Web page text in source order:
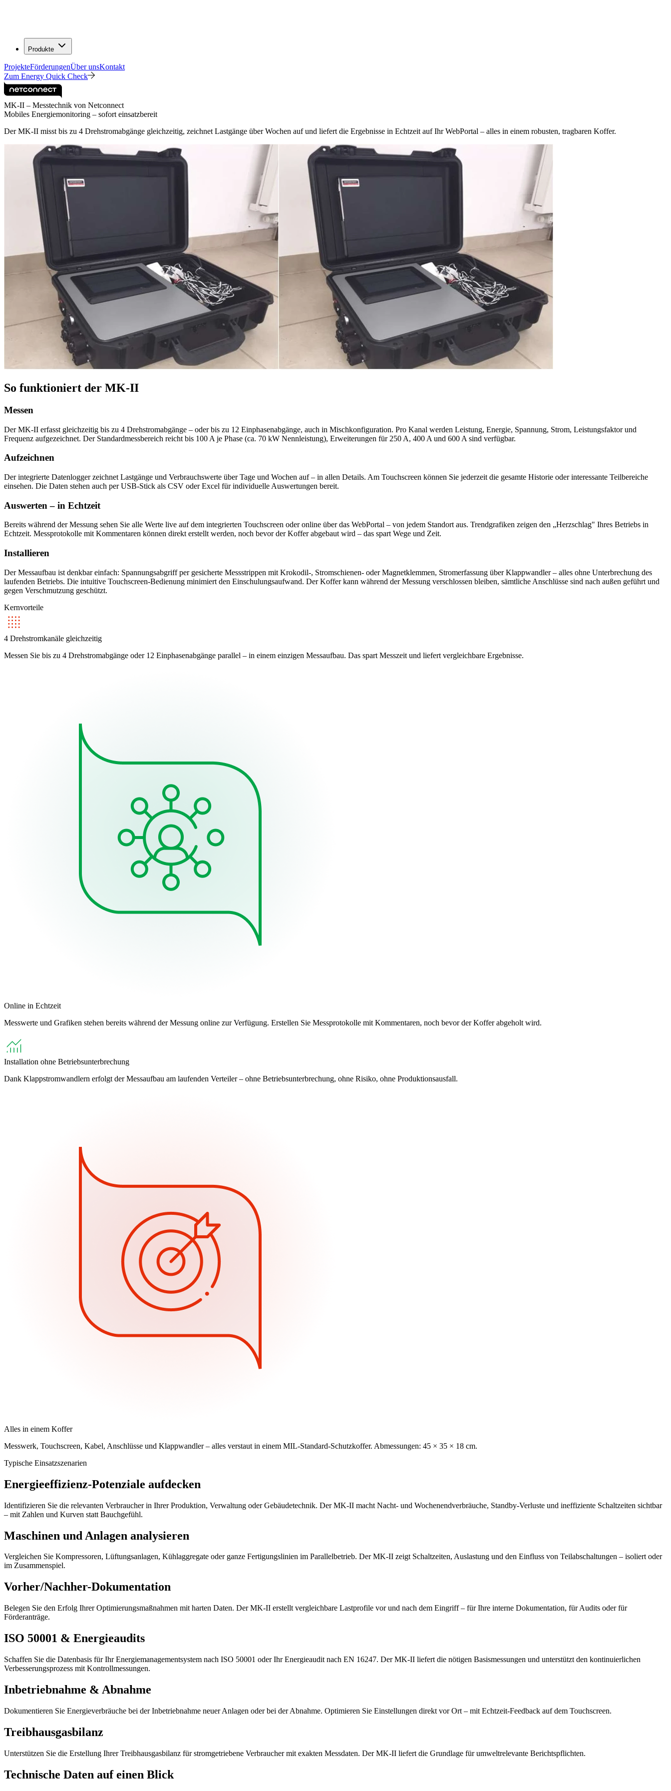
Produkte
ProjekteFörderungenÜber unsKontakt
Zum Energy Quick Check
MK-II – Messtechnik von Netconnect
Mobiles Energiemonitoring – sofort einsatzbereit
Der MK-II misst bis zu 4 Drehstromabgänge gleichzeitig, zeichnet Lastgänge über Wochen auf und liefert die Ergebnisse in Echtzeit auf Ihr WebPortal – alles in einem robusten, tragbaren Koffer.
So funktioniert der MK-II
Messen
Der MK-II erfasst gleichzeitig bis zu 4 Drehstromabgänge – oder bis zu 12 Einphasenabgänge, auch in Mischkonfiguration. Pro Kanal werden Leistung, Energie, Spannung, Strom, Leistungsfaktor und
Frequenz aufgezeichnet. Der Standardmessbereich reicht bis 100 A je Phase (ca. 70 kW Nennleistung), Erweiterungen für 250 A, 400 A und 600 A sind verfügbar.
Aufzeichnen
Der integrierte Datenlogger zeichnet Lastgänge und Verbrauchswerte über Tage und Wochen auf – in allen Details. Am Touchscreen können Sie jederzeit die gesamte Historie oder interessante Teilbereiche
einsehen. Die Daten stehen auch per USB-Stick als CSV oder Excel für individuelle Auswertungen bereit.
Auswerten – in Echtzeit
Bereits während der Messung sehen Sie alle Werte live auf dem integrierten Touchscreen oder online über das WebPortal – von jedem Standort aus. Trendgrafiken zeigen den „Herzschlag" Ihres Betriebs in
Echtzeit. Messprotokolle mit Kommentaren können direkt erstellt werden, noch bevor der Koffer abgebaut wird – das spart Wege und Zeit.
Installieren
Der Messaufbau ist denkbar einfach: Spannungsabgriff per gesicherte Messstrippen mit Krokodil-, Stromschienen- oder Magnetklemmen, Stromerfassung über Klappwandler – alles ohne Unterbrechung des
laufenden Betriebs. Die intuitive Touchscreen-Bedienung minimiert den Einschulungsaufwand. Der Koffer kann während der Messung verschlossen bleiben, sämtliche Anschlüsse sind nach außen geführt und
gegen Verschmutzung geschützt.
Kernvorteile
4 Drehstromkanäle gleichzeitig
Messen Sie bis zu 4 Drehstromabgänge oder 12 Einphasenabgänge parallel – in einem einzigen Messaufbau. Das spart Messzeit und liefert vergleichbare Ergebnisse.
Online in Echtzeit
Messwerte und Grafiken stehen bereits während der Messung online zur Verfügung. Erstellen Sie Messprotokolle mit Kommentaren, noch bevor der Koffer abgeholt wird.
Installation ohne Betriebsunterbrechung
Dank Klappstromwandlern erfolgt der Messaufbau am laufenden Verteiler – ohne Betriebsunterbrechung, ohne Risiko, ohne Produktionsausfall.
Alles in einem Koffer
Messwerk, Touchscreen, Kabel, Anschlüsse und Klappwandler – alles verstaut in einem MIL-Standard-Schutzkoffer. Abmessungen: 45 × 35 × 18 cm.
Typische Einsatzszenarien
Energieeffizienz-Potenziale aufdecken
Identifizieren Sie die relevanten Verbraucher in Ihrer Produktion, Verwaltung oder Gebäudetechnik. Der MK-II macht Nacht- und Wochenendverbräuche, Standby-Verluste und ineffiziente Schaltzeiten sichtbar
– mit Zahlen und Kurven statt Bauchgefühl.
Maschinen und Anlagen analysieren
Vergleichen Sie Kompressoren, Lüftungsanlagen, Kühlaggregate oder ganze Fertigungslinien im Parallelbetrieb. Der MK-II zeigt Schaltzeiten, Auslastung und den Einfluss von Teilabschaltungen – isoliert oder
im Zusammenspiel.
Vorher/Nachher-Dokumentation
Belegen Sie den Erfolg Ihrer Optimierungsmaßnahmen mit harten Daten. Der MK-II erstellt vergleichbare Lastprofile vor und nach dem Eingriff – für Ihre interne Dokumentation, für Audits oder für
Förderanträge.
ISO 50001 & Energieaudits
Schaffen Sie die Datenbasis für Ihr Energiemanagementsystem nach ISO 50001 oder Ihr Energieaudit nach EN 16247. Der MK-II liefert die nötigen Basismessungen und unterstützt den kontinuierlichen
Verbesserungsprozess mit Kontrollmessungen.
Inbetriebnahme & Abnahme
Dokumentieren Sie Energieverbräuche bei der Inbetriebnahme neuer Anlagen oder bei der Abnahme. Optimieren Sie Einstellungen direkt vor Ort – mit Echtzeit-Feedback auf dem Touchscreen.
Treibhausgasbilanz
Unterstützen Sie die Erstellung Ihrer Treibhausgasbilanz für stromgetriebene Verbraucher mit exakten Messdaten. Der MK-II liefert die Grundlage für umweltrelevante Berichtspflichten.
Technische Daten auf einen Blick